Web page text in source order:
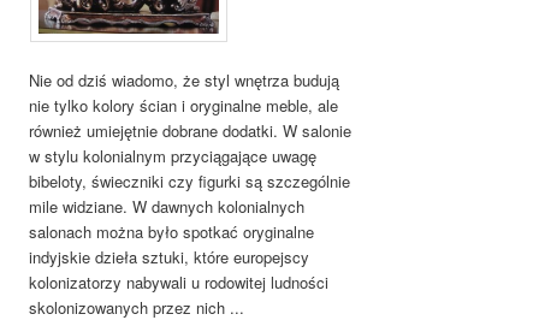
Nie od dziś wiadomo, że styl wnętrza budują
nie tylko kolory ścian i oryginalne meble, ale
również umiejętnie dobrane dodatki. W salonie
w stylu kolonialnym przyciągające uwagę
bibeloty, świeczniki czy figurki są szczególnie
mile widziane. W dawnych kolonialnych
salonach można było spotkać oryginalne
indyjskie dzieła sztuki, które europejscy
kolonizatorzy nabywali u rodowitej ludności
skolonizowanych przez nich ...